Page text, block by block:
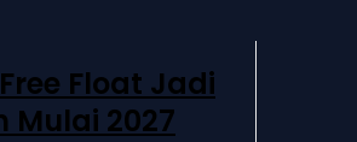
Float Jadi
Mulai 2027